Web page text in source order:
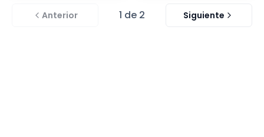
Anterior 1 de 2 Siguiente